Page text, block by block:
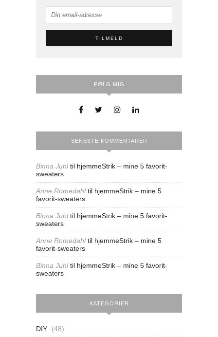
FØLG MIG
SENESTE KOMMENTARER
Binna Juhltil hjemmeStrik – mine 5 favorit-
sweaters
Anne Romedahltil hjemmeStrik – mine 5
favorit-sweaters
Binna Juhltil hjemmeStrik – mine 5 favorit-
sweaters
Anne Romedahltil hjemmeStrik – mine 5
favorit-sweaters
Binna Juhltil hjemmeStrik – mine 5 favorit-
sweaters
KATEGORIER
DIY (48)